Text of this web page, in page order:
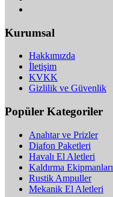
Kurumsal
Hakkımızda
İletişim
KVKK
Gizlilik ve Güvenlik
Popüler Kategoriler
Anahtar ve Prizler
Diafon Paketleri
Havalı El Aletleri
Kaldırma Ekipmanları
Rustik Ampuller
Mekanik El Aletleri